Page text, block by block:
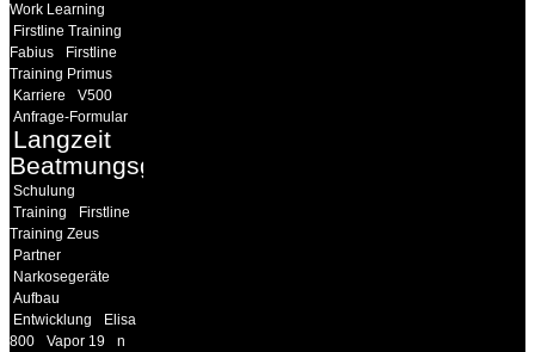
Work Learning
Firstline Training
Fabius
Firstline
Training Primus
Karriere
V500
Anfrage-Formular
Langzeit
Beatmungsgeräte
Schulung
Training
Firstline
Training Zeus
Partner
Narkosegeräte
Aufbau
Entwicklung
Elisa
800
Vapor 19
n